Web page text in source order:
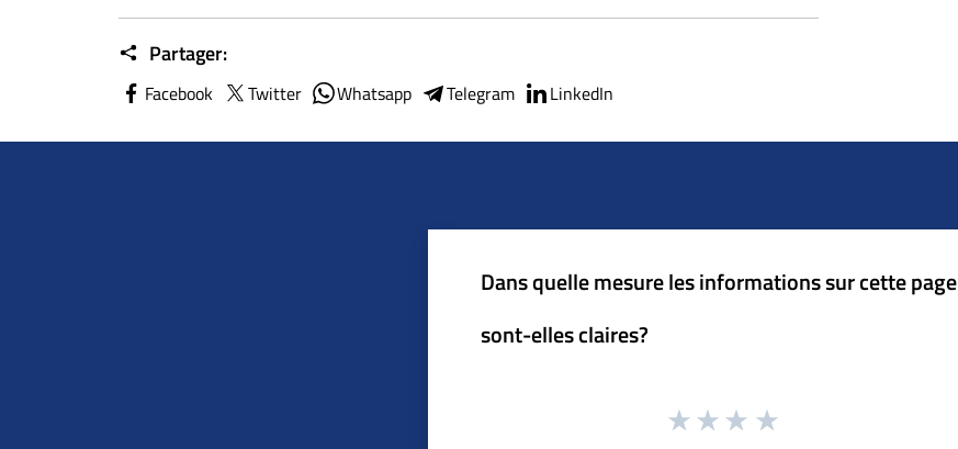
Partager:
Facebook Twitter Whatsapp Telegram LinkedIn
Dans quelle mesure les informations sur cette page
sont-elles claires?